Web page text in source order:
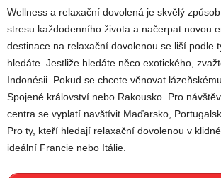
Wellness a relaxační dovolená je skvělý
stresu každodenního života a načerpat novou
destinace na relaxační dovolenou se liší podle
hledáte. Jestliže hledáte něco exotického,
Indonésii. Pokud se chcete věnovat
Spojené království nebo Rakousko. Pro
centra se vyplatí navštívit Maďarsko,
Pro ty, kteří hledají relaxační dovolenou v
ideální Francie nebo Itálie.